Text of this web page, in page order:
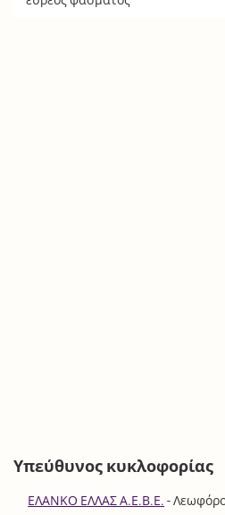
Υπεύθυνος κυκλοφορίας
ΕΛΑΝΚΟ ΕΛΛΑΣ Α.Ε.Β.Ε. -